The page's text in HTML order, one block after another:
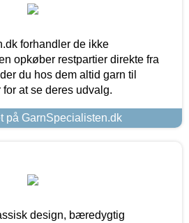
forhandler de ikke
opkøber restpartier direkte fra
du hos dem altid garn til
at se deres udvalg.
på GarnSpecialisten.dk
design, bæredygtig